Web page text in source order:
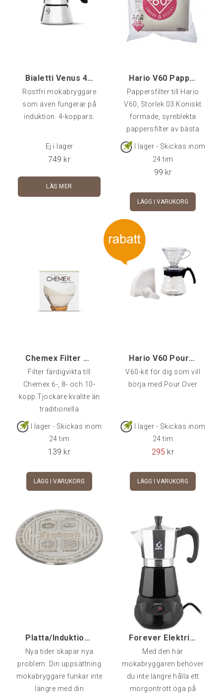
Bialetti Venus 4-koppars
Rostfri mokabryggare
som även fungerar på
induktion. 4-koppars.
Ej i lager
749 kr
LÄS MER
Hario V60 Pappersfilter 03, 100-pack - Made in Jap
Pappersfilter till Hario
V60, Storlek 03.Koniskt
formade, syreblekta
pappersfilter av bästa
kvalitet.Brygger ca 1-6
I lager - Skickas inom
24 tim
99 kr
LÄGG I VARUKORG
Chemex Filter 100 st, 6-10 kopp
Filter färdigvikta till
Chemex 6-, 8- och 10-
kopp.Tjockare kvalite än
traditionella
melittafilter.100-pack.
I lager - Skickas inom
24 tim
139 kr
LÄGG I VARUKORG
Hario V60 Pour-Over kit
V60-kit för dig som vill
börja med Pour Over
I lager - Skickas inom
24 tim
295 kr
LÄGG I VARUKORG
Platta/Induktionsadapter 12 cm, För äldre mokabryg
Nya tider skapar nya
problem: Din uppsättning
mokabryggare funkar inte
längre med din
Forever Elektrisk Mokabryggare 3/6-kopp
Med den här
mokabryggaren behöver
du inte längre hålla ett
morgontrött öga på